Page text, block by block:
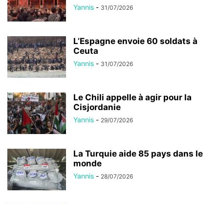
Yannis - 31/07/2026
L’Espagne envoie 60 soldats à
Ceuta
Yannis - 31/07/2026
Le Chili appelle à agir pour la
Cisjordanie
Yannis - 29/07/2026
La Turquie aide 85 pays dans le
monde
Yannis - 28/07/2026